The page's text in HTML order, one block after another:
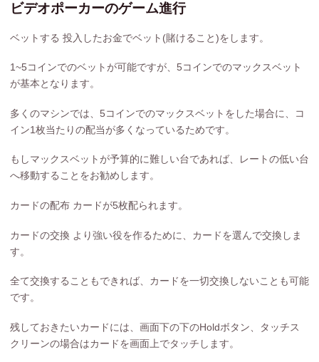
ビデオポーカーのゲーム進行
ベットする 投入したお金でベット(賭けること)をします。
1~5コインでのベットが可能ですが、5コインでのマックスベット
が基本となります。
多くのマシンでは、5コインでのマックスベットをした場合に、コ
イン1枚当たりの配当が多くなっているためです。
もしマックスベットが予算的に難しい台であれば、レートの低い台
へ移動することをお勧めします。
カードの配布 カードが5枚配られます。
カードの交換 より強い役を作るために、カードを選んで交換しま
す。
全て交換することもできれば、カードを一切交換しないことも可能
です。
残しておきたいカードには、画面下の下のHoldボタン、タッチス
クリーンの場合はカードを画面上でタッチします。